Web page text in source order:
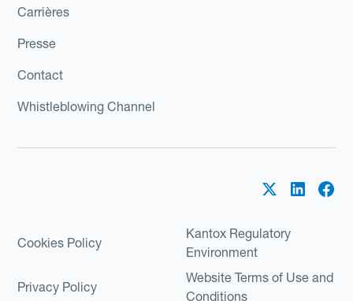
Carrières
Presse
Contact
Whistleblowing Channel
Cookies Policy
Kantox Regulatory
Environment
Privacy Policy
Website Terms of Use and
Conditions